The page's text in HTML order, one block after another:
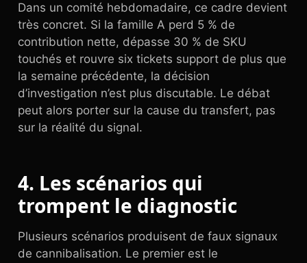
Dans un comité hebdomadaire, ce cadre devient
très concret. Si la famille A perd 5 % de
contribution nette, dépasse 30 % de SKU
touchés et rouvre six tickets support de plus que
la semaine précédente, la décision
d’investigation n’est plus discutable. Le débat
peut alors porter sur la cause du transfert, pas
sur la réalité du signal.
4. Les scénarios qui
trompent le diagnostic
Plusieurs scénarios produisent de faux signaux
de cannibalisation. Le premier est le